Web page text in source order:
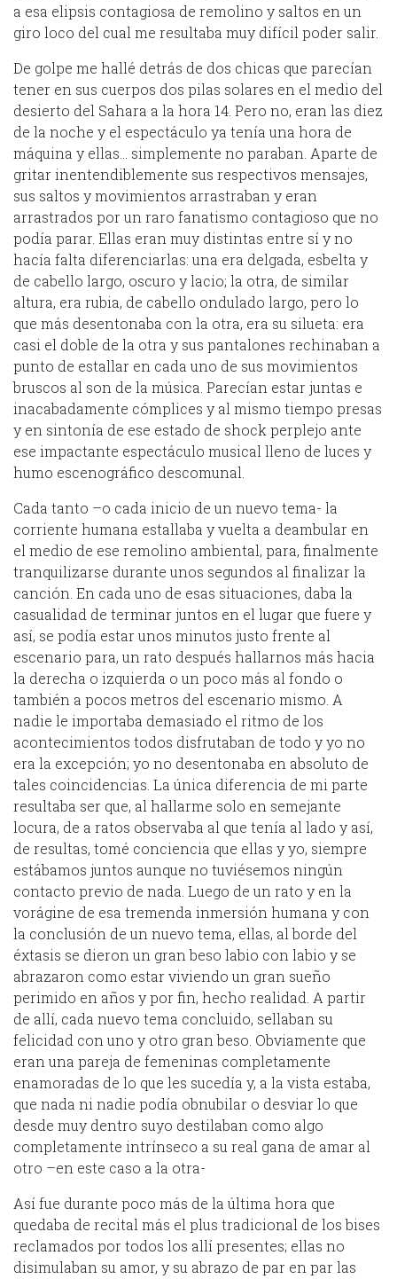
a esa elipsis contagiosa de remolino y saltos en un
giro loco del cual me resultaba muy difícil poder salir.
De golpe me hallé detrás de dos chicas que parecían
tener en sus cuerpos dos pilas solares en el medio del
desierto del Sahara a la hora 14. Pero no, eran las diez
de la noche y el espectáculo ya tenía una hora de
máquina y ellas… simplemente no paraban. Aparte de
gritar inentendiblemente sus respectivos mensajes,
sus saltos y movimientos arrastraban y eran
arrastrados por un raro fanatismo contagioso que no
podía parar. Ellas eran muy distintas entre sí y no
hacía falta diferenciarlas: una era delgada, esbelta y
de cabello largo, oscuro y lacio; la otra, de similar
altura, era rubia, de cabello ondulado largo, pero lo
que más desentonaba con la otra, era su silueta: era
casi el doble de la otra y sus pantalones rechinaban a
punto de estallar en cada uno de sus movimientos
bruscos al son de la música. Parecían estar juntas e
inacabadamente cómplices y al mismo tiempo presas
y en sintonía de ese estado de shock perplejo ante
ese impactante espectáculo musical lleno de luces y
humo escenográfico descomunal.
Cada tanto –o cada inicio de un nuevo tema- la
corriente humana estallaba y vuelta a deambular en
el medio de ese remolino ambiental, para, finalmente
tranquilizarse durante unos segundos al finalizar la
canción. En cada uno de esas situaciones, daba la
casualidad de terminar juntos en el lugar que fuere y
así, se podía estar unos minutos justo frente al
escenario para, un rato después hallarnos más hacia
la derecha o izquierda o un poco más al fondo o
también a pocos metros del escenario mismo. A
nadie le importaba demasiado el ritmo de los
acontecimientos todos disfrutaban de todo y yo no
era la excepción; yo no desentonaba en absoluto de
tales coincidencias. La única diferencia de mi parte
resultaba ser que, al hallarme solo en semejante
locura, de a ratos observaba al que tenía al lado y así,
de resultas, tomé conciencia que ellas y yo, siempre
estábamos juntos aunque no tuviésemos ningún
contacto previo de nada. Luego de un rato y en la
vorágine de esa tremenda inmersión humana y con
la conclusión de un nuevo tema, ellas, al borde del
éxtasis se dieron un gran beso labio con labio y se
abrazaron como estar viviendo un gran sueño
perimido en años y por fin, hecho realidad. A partir
de allí, cada nuevo tema concluido, sellaban su
felicidad con uno y otro gran beso. Obviamente que
eran una pareja de femeninas completamente
enamoradas de lo que les sucedía y, a la vista estaba,
que nada ni nadie podía obnubilar o desviar lo que
desde muy dentro suyo destilaban como algo
completamente intrínseco a su real gana de amar al
otro –en este caso a la otra-
Así fue durante poco más de la última hora que
quedaba de recital más el plus tradicional de los bises
reclamados por todos los allí presentes; ellas no
disimulaban su amor, y su abrazo de par en par las